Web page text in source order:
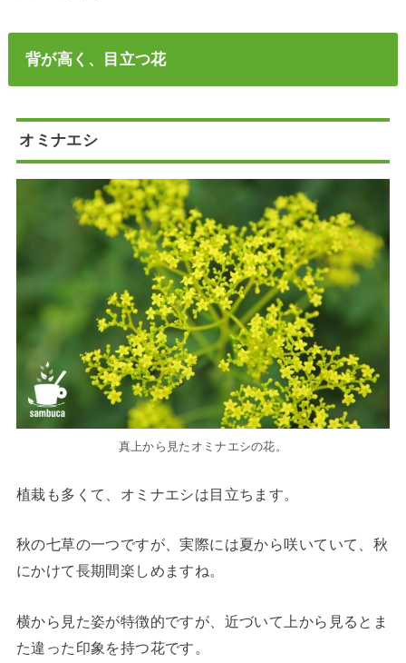
背が高く、目立つ花
オミナエシ
真上から見たオミナエシの花。
植栽も多くて、オミナエシは目立ちます。
秋の七草の一つですが、実際には夏から咲いていて、秋
にかけて長期間楽しめますね。
横から見た姿が特徴的ですが、近づいて上から見るとま
た違った印象を持つ花です。